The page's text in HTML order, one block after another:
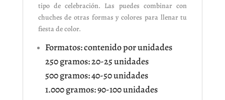
tipo de celebración. Las puedes combinar con
chuches de otras formas y colores para llenar tu
fiesta de color.
Formatos: contenido por unidades
250 gramos: 20-25 unidades
500 gramos: 40-50 unidades
1.000 gramos: 90-100 unidades